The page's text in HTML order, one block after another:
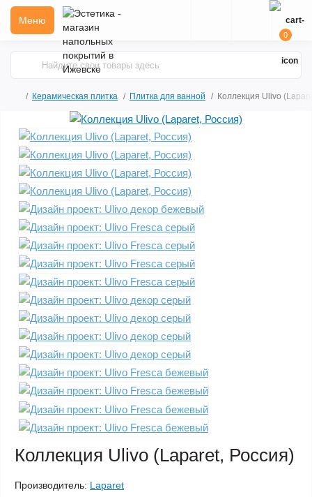
Меню
0
Керамическая плитка Плитка для ванной Коллекция Ulivo
Коллекция Ulivo (Laparet, Россия)
Производитель: Laparet